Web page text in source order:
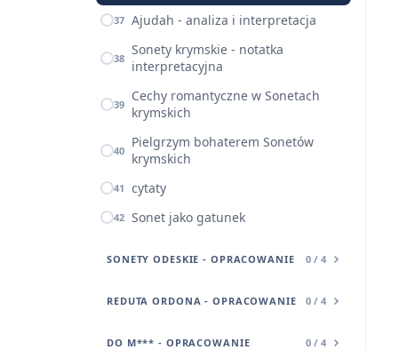
37 Ajudah - analiza i interpretacja
38 Sonety krymskie - notatka
interpretacyjna
39 Cechy romantyczne w Sonetach
krymskich
40 Pielgrzym bohaterem Sonetów
krymskich
41 cytaty
42 Sonet jako gatunek
SONETY ODESKIE - OPRACOWANIE 0 / 4
REDUTA ORDONA - OPRACOWANIE 0 / 4
DO M*** - OPRACOWANIE 0 / 4